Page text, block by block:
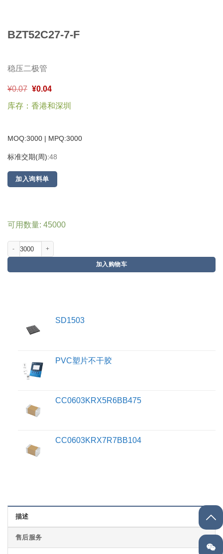
BZT52C27-7-F
稳压二极管
¥0.07 ¥0.04
库存：香港和深圳
MOQ:3000 | MPQ:3000
标准交期(周):48
加入询料单
可用数量: 45000
加入购物车
SD1503
PVC塑片不干胶
CC0603KRX5R6BB475
CC0603KRX7R7BB104
描述
售后服务